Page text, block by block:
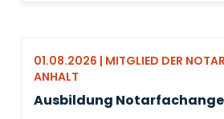
01.08.2026 | MITGLIED DER
ANHALT
Ausbildung